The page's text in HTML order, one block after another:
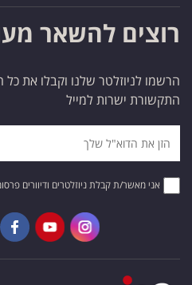
רוצים להשאר
הרשמו לניוזלטר שלנו וקבלו את
התקשורת ישרות למייל
אני מאשר/ת קבלת ניוזלטרים ודיוורים